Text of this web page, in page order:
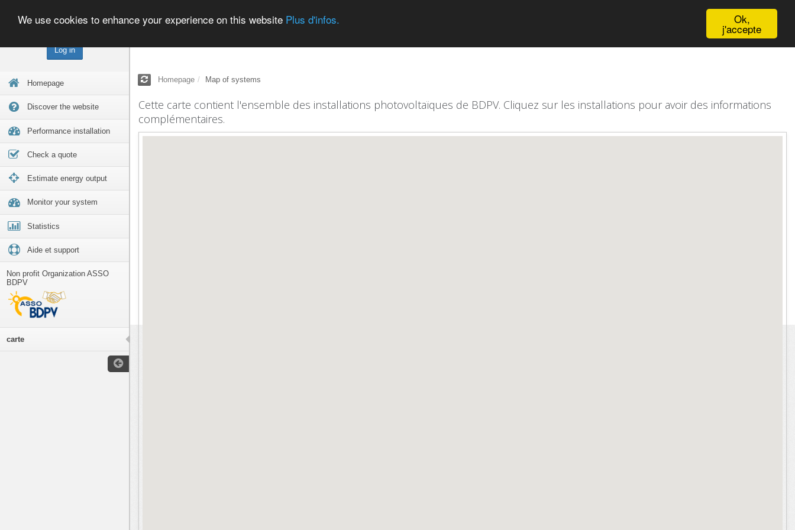
Log in
Homepage
Discover the website
Performance installation
Check a quote
Estimate energy output
Monitor your system
Statistics
Aide et support
Non profit Organization ASSO
BDPV
carte
Ok,
j'accepte
We use cookies to enhance your experience on this website Plus d'infos.
Homepage Map of systems
Cette carte contient l'ensemble des installations photovoltaïques de BDPV. Cliquez sur les installations pour avoir des informations
complémentaires.